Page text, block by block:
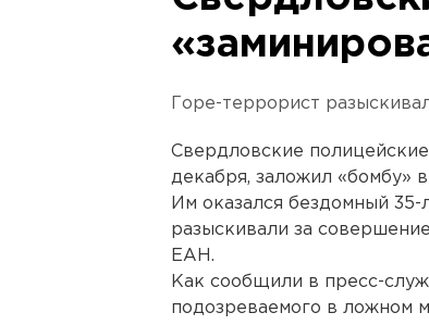
Горе-террорист
Свердловские
декабря, заложил «бомбу»
Им оказался бездомный
разыскивали за
ЕАН.
Как сообщили в пресс-
подозреваемого в ложном